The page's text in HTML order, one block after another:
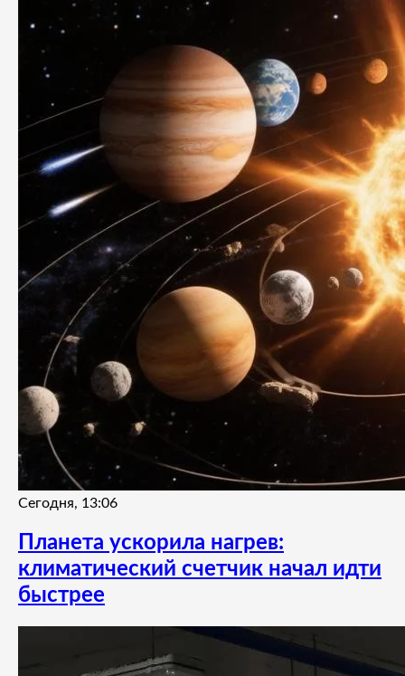
Сегодня, 13:06
Планета ускорила нагрев:
климатический счетчик начал идти
быстрее